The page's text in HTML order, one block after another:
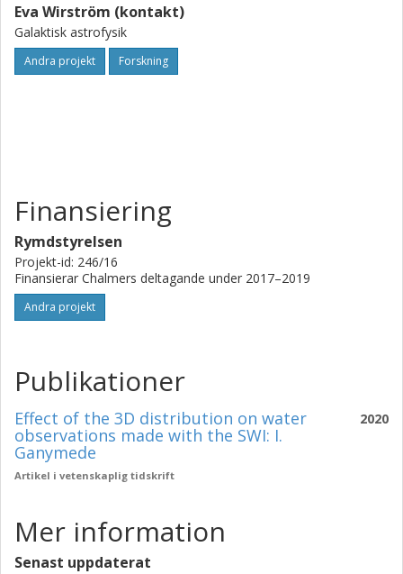
Eva Wirström (kontakt)
Galaktisk astrofysik
Andra projekt Forskning
Finansiering
Rymdstyrelsen
Projekt-id: 246/16
Finansierar Chalmers deltagande under 2017–2019
Andra projekt
Publikationer
2020
Effect of the 3D distribution on water
observations made with the SWI: I.
Ganymede
Artikel i vetenskaplig tidskrift
Mer information
Senast uppdaterat